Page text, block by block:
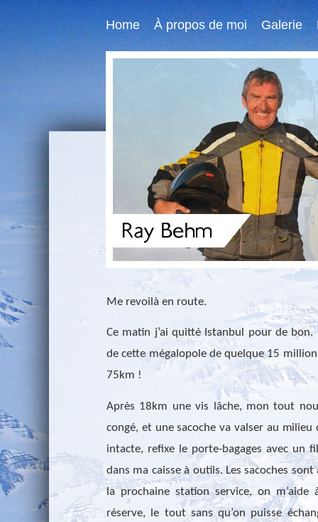
Home À propos de moi Galerie
Me revoilà en route.
Ce matin j’ai quitté Istanbul pour de
de cette mégalopole de quelque 15
75km !
Après 18km une vis lâche, mon tout
congé, et une sacoche va valser au milieu
intacte, refixe le porte-bagages avec un
dans ma caisse à outils. Les sacoches
la prochaine station service, on
réserve, le tout sans qu’on puisse